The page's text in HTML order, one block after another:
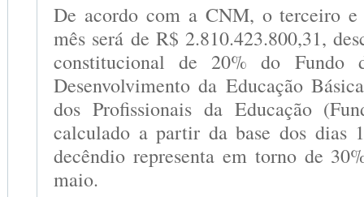
De acordo com a CNM, o terceiro e
mês será de R$ 2.810.423.800,31,
constitucional de 20% do Fundo
Desenvolvimento da Educação
dos Profissionais da Educação
calculado a partir da base dos dias
decêndio representa em torno de
maio.